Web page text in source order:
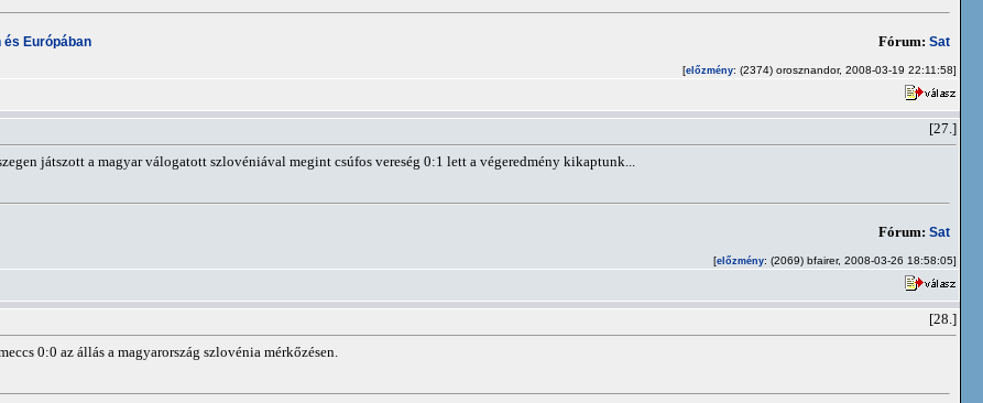
Európában Fórum: Sat
[előzmény: (2374) orosznandor, 2008-03-19 22:11:58]
[27.]
játszott a magyar válogatott szlovéniával megint csúfos vereség 0:1 lett a végeredmény kikaptunk...
Fórum: Sat
[előzmény: (2069) bfairer, 2008-03-26 18:58:05]
[28.]
0:0 az állás a magyarország szlovénia mérkőzésen.